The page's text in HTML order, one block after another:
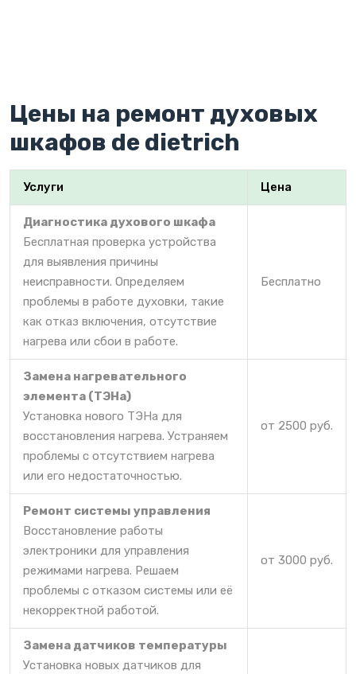
Цены на ремонт духовых
шкафов de dietrich
Услуги Цена
Диагностика духового шкафа
Бесплатная проверка устройства
для выявления причины
неисправности. Определяем
проблемы в работе духовки, такие
как отказ включения, отсутствие
нагрева или сбои в работе.
Бесплатно
Замена нагревательного
элемента (ТЭНа)
Установка нового ТЭНа для
восстановления нагрева. Устраняем
проблемы с отсутствием нагрева
или его недостаточностью.
от 2500 руб.
Ремонт системы управления
Восстановление работы
электроники для управления
режимами нагрева. Решаем
проблемы с отказом системы или её
некорректной работой.
от 3000 руб.
Замена датчиков температуры
Установка новых датчиков для